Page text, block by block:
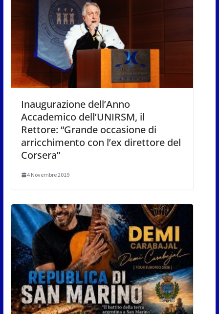
Inaugurazione dell’Anno
Accademico dell’UNIRSM, il
Rettore: “Grande occasione di
arricchimento con l’ex direttore del
Corsera”
4 Novembre 2019